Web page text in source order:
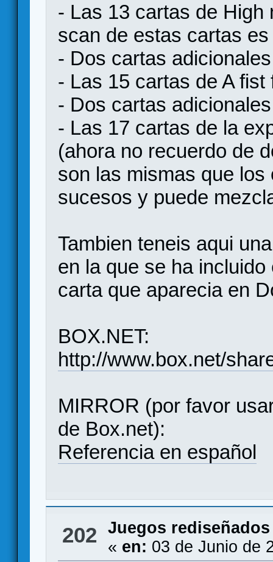
- Las 13 cartas de High
scan de estas cartas
- Dos cartas
- Las 15 cartas de A
- Dos cartas
- Las 17 cartas de la
(ahora no recuerdo de
son las mismas que
sucesos y puede
Tambien teneis aqui
en la que se ha
carta que aparecia en
BOX.NET:
http://www.box.net/
MIRROR (por favor
de Box.net):
Referencia en español
202 Juegos rediseñados
« en: 03 de Junio de